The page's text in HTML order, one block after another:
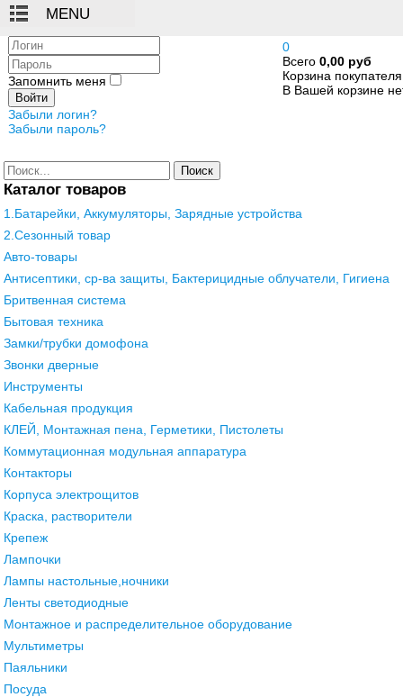
0
Всего 0,00 руб
Корзина покупателя
В Вашей корзине
Логин
Пароль
Запомнить меня
Войти
Забыли логин?
Забыли пароль?
Поиск
Каталог товаров
1.Батарейки, Аккумуляторы, Зарядные устройства
2.Сезонный товар
Авто-товары
Антисептики, ср-ва защиты, Бактерицидные облучатели, Гигиена
Бритвенная система
Бытовая техника
Замки/трубки домофона
Звонки дверные
Инструменты
Кабельная продукция
КЛЕЙ, Монтажная пена, Герметики, Пистолеты
Коммутационная модульная аппаратура
Контакторы
Корпуса электрощитов
Краска, растворители
Крепеж
Лампочки
Лампы настольные,ночники
Ленты светодиодные
Монтажное и распределительное оборудование
Мультиметры
Паяльники
Посуда